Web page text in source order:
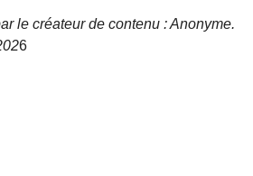
le créateur de contenu : Anonyme.
6